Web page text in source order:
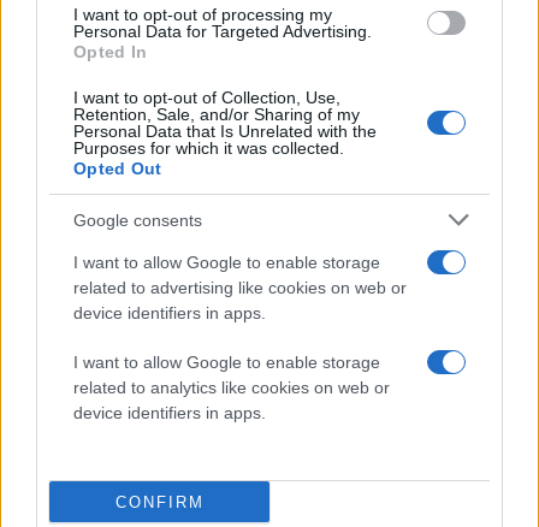
I want to opt-out of processing my
Personal Data for Targeted Advertising.
Opted In
I want to opt-out of Collection, Use,
Retention, Sale, and/or Sharing of my
Personal Data that Is Unrelated with the
Purposes for which it was collected.
Opted Out
Google consents
I want to allow Google to enable storage
related to advertising like cookies on web or
device identifiers in apps.
I want to allow Google to enable storage
related to analytics like cookies on web or
device identifiers in apps.
CONFIRM